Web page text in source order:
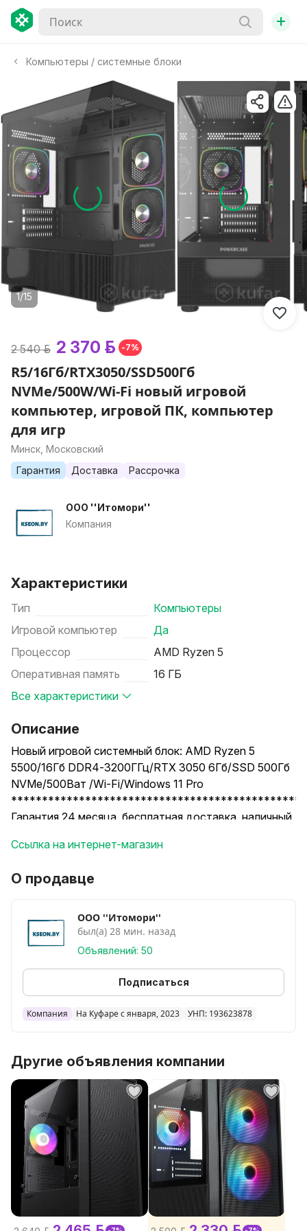
+
Компьютеры / системные блоки
1/15
2 540 р. 2 370 р. -7%
R5/16Гб/RTX3050/SSD500Гб
NVMe/500W/Wi-Fi новый игровой
компьютер, игровой ПК, компьютер
для игр
Минск, Московский
Гарантия
Доставка Рассрочка
ООО ''Итомори''
Компания
Характеристики
Тип
Компьютеры
Игровой компьютер
Да
Процессор
AMD Ryzen 5
Оперативная память
16 ГБ
Все характеристики
Описание
Новый игровой системный блок: AMD Ryzen 5
5500/16Гб DDR4-3200ГГц/RTX 3050 6Гб/SSD 500Гб
NVMe/500Ват /Wi-Fi/Windows 11 Pro
Гарантия 24 месяца, бесплатная доставка, наличный
мониторов, акустики, клавиатур и мышек.
Ссылка на интернет-магазин
О продавце
ООО ''Итомори''
был(а) 28 мин. назад
Объявлений: 50
Подписаться
Компания На Куфаре с января, 2023 УНП: 193623878
Другие объявления компании